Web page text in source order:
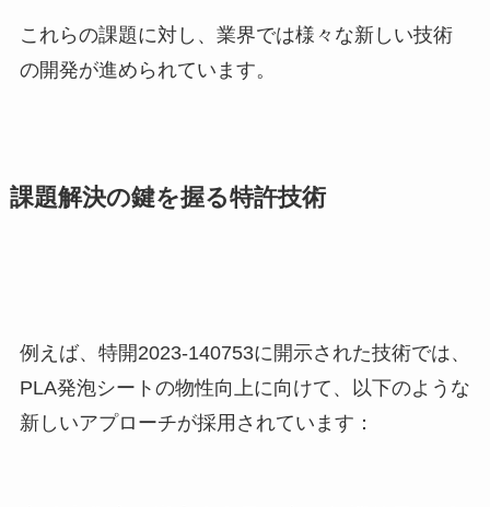
これらの課題に対し、業界では様々な新しい技術
の開発が進められています。
課題解決の鍵を握る特許技術
例えば、特開2023-140753に開示された技術では、
PLA発泡シートの物性向上に向けて、以下のような
新しいアプローチが採用されています：